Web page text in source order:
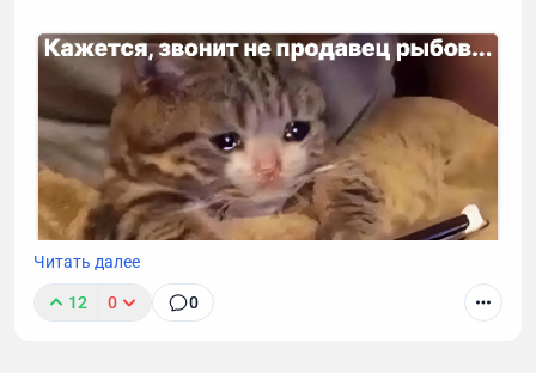
Читать далее
12 0 0